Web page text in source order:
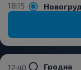
18:15
12:40
Гродна